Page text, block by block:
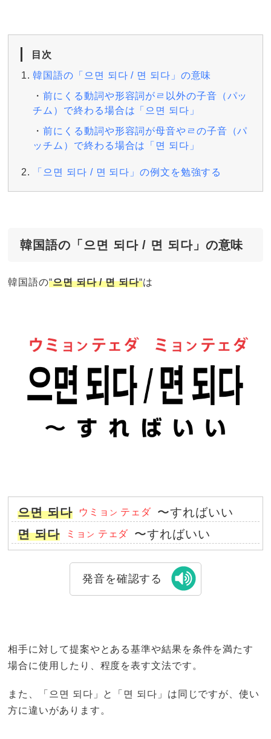
目次
韓国語の「으면 되다 / 면 되다」の意味
前にくる動詞や形容詞がㄹ以外の子音（パッ
チム）で終わる場合は「으면 되다」
前にくる動詞や形容詞が母音やㄹの子音（パ
ッチム）で終わる場合は「면 되다」
「으면 되다 / 면 되다」の例文を勉強する
韓国語の「으면 되다 / 면 되다」の意味
韓国語の“으면 되다 / 면 되다“は
으면 되다 ウミョ ン テェダ
〜すればいい
면 되다
ミョ ン テェダ 〜すればいい
発音を確認する
相手に対して提案やとある基準や結果を条件を満たす
場合に使用したり、程度を表す文法です。
また、「으면 되다」と「면 되다」は同じですが、使い
方に違いがあります。